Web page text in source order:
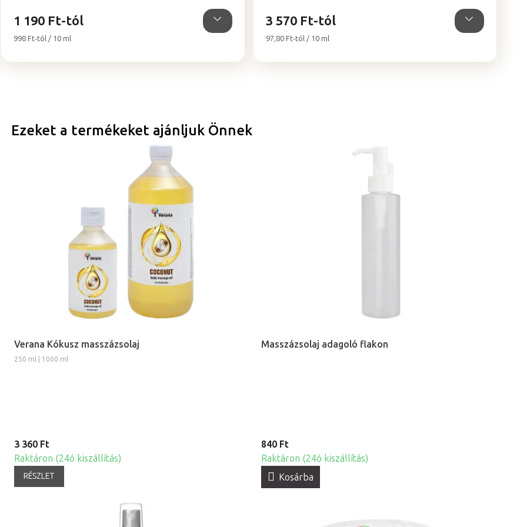
1 190 Ft-tól
Egységár:
998 Ft-tól / 10 ml
3 570 Ft-tól
Egységár:
97,80 Ft-tól / 10 ml
Ezeket a termékeket ajánljuk Önnek
Verana Kókusz masszázsolaj
250 ml | 1000 ml
3 360 Ft
Raktáron (24ó kiszállítás)
RÉSZLET
Masszázsolaj adagoló flakon
840 Ft
Raktáron (24ó kiszállítás)
Kosárba